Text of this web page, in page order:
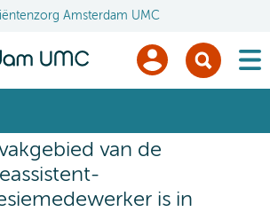
Amsterdam UMC
van de
is in